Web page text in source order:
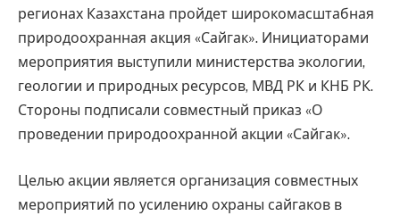
регионах Казахстана пройдет широкомасштабная
природоохранная акция «Сайгак». Инициаторами
мероприятия выступили министерства экологии,
геологии и природных ресурсов, МВД РК и КНБ РК.
Стороны подписали совместный приказ «О
проведении природоохранной акции «Сайгак».
Целью акции является организация совместных
мероприятий по усилению охраны сайгаков в